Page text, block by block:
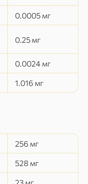
0.0005 мг
0.25 мг
0.0024 мг
1.016 мг
256 мг
528 мг